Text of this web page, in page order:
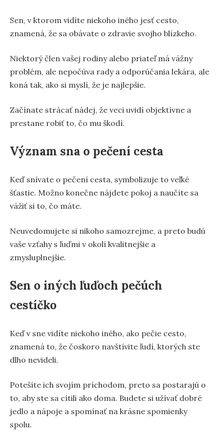
Sen, v ktorom vidíte niekoho iného jesť cesto,
znamená, že sa obávate o zdravie svojho blízkeho.
Niektorý člen vašej rodiny alebo priateľ má vážny
problém, ale nepočúva rady a odporúčania lekára, ale
koná tak, ako si myslí, že je najlepšie.
Začínate strácať nádej, že veci uvidí objektívne a
prestane robiť to, čo mu škodí.
Význam sna o pečení cesta
Keď snívate o pečení cesta, symbolizuje to veľké
šťastie. Možno konečne nájdete pokoj a naučíte sa
vážiť si to, čo máte.
Neuvedomujete si nikoho samozrejme, a preto budú
vaše vzťahy s ľuďmi v okolí kvalitnejšie a
zmysluplnejšie.
Sen o iných ľuďoch pečúch
cestíčko
Keď v sne vidíte niekoho iného, ako pečie cesto,
znamená to, že čoskoro navštívite ľudí, ktorých ste
dlho nevideli.
Potešíte ich svojím príchodom, preto sa postarajú o
to, aby ste sa cítili ako doma. Budete si užívať dobré
jedlo a nápoje a spomínať na krásne spomienky
spolu.